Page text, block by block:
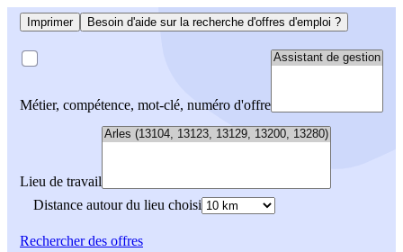
Imprimer Besoin d'aide sur la recherche d'offres d'emploi ?
Métier, compétence, mot-clé, numéro d'offre
Lieu de travail
Distance autour du lieu choisi
Rechercherdes offres